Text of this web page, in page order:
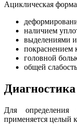
Ациклическая форма
наличием
выделениями
покраснением
головной
общей
Для определения
применяется целый